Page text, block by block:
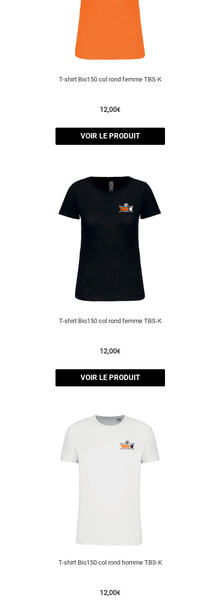
T-shirt Bio150 col rond femme TBS-K
12,00€
VOIR LE PRODUIT
T-shirt Bio150 col rond femme TBS-K
12,00€
VOIR LE PRODUIT
T-shirt Bio150 col rond homme TBS-K
12,00€